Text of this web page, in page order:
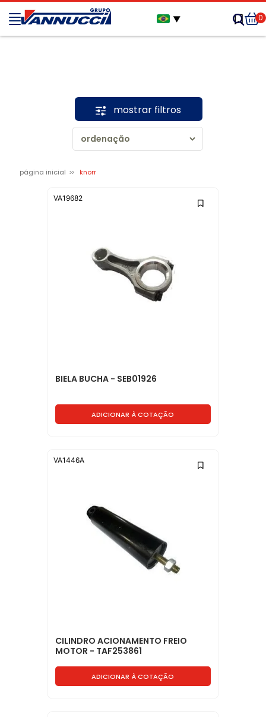
▼ 0
mostrar filtros
página inicial knorr
BIELA BUCHA - SEB01926
ADICIONAR À COTAÇÃO
VA19682
CILINDRO ACIONAMENTO FREIO
MOTOR - TAF253861
ADICIONAR À COTAÇÃO
VA1446A